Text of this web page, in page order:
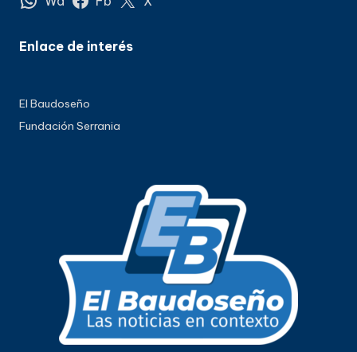
Enlace de interés
El Baudoseño
Fundación Serrania